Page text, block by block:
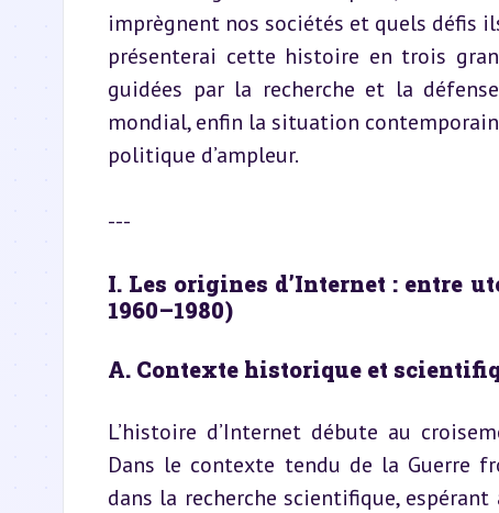
imprègnent nos sociétés et quels défis
présenterai cette histoire en trois
guidées par la recherche et la
mondial, enfin la situation
politique d’ampleur.
---
I. Les origines d’Internet : entre
1960–1980)
A. Contexte historique et
L’histoire d’Internet débute au
Dans le contexte tendu de la Guerre
dans la recherche scientifique,